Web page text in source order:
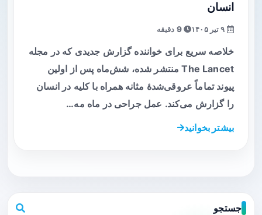
انسان
9 دقیقه
خلاصه سریع برای خواننده گزارش جدیدی که در مجله
The Lancet منتشر شده، شش‌ماه پس از اولین
پیوند تماماً عروقی‌شدهٔ مثانه همراه با کلیه در انسان
را گزارش می‌کند. عمل جراحی در ماه مه…
بیشتر بخوانید
جستجو